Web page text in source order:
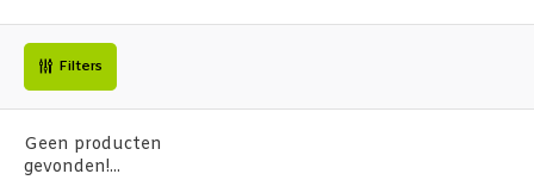
Filters
Geen producten
gevonden!...